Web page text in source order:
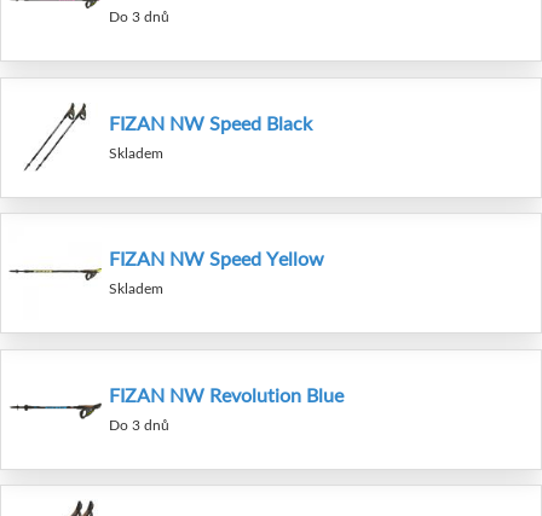
Do 3 dnů
FIZAN NW Speed Black
Skladem
FIZAN NW Speed Yellow
Skladem
FIZAN NW Revolution Blue
Do 3 dnů